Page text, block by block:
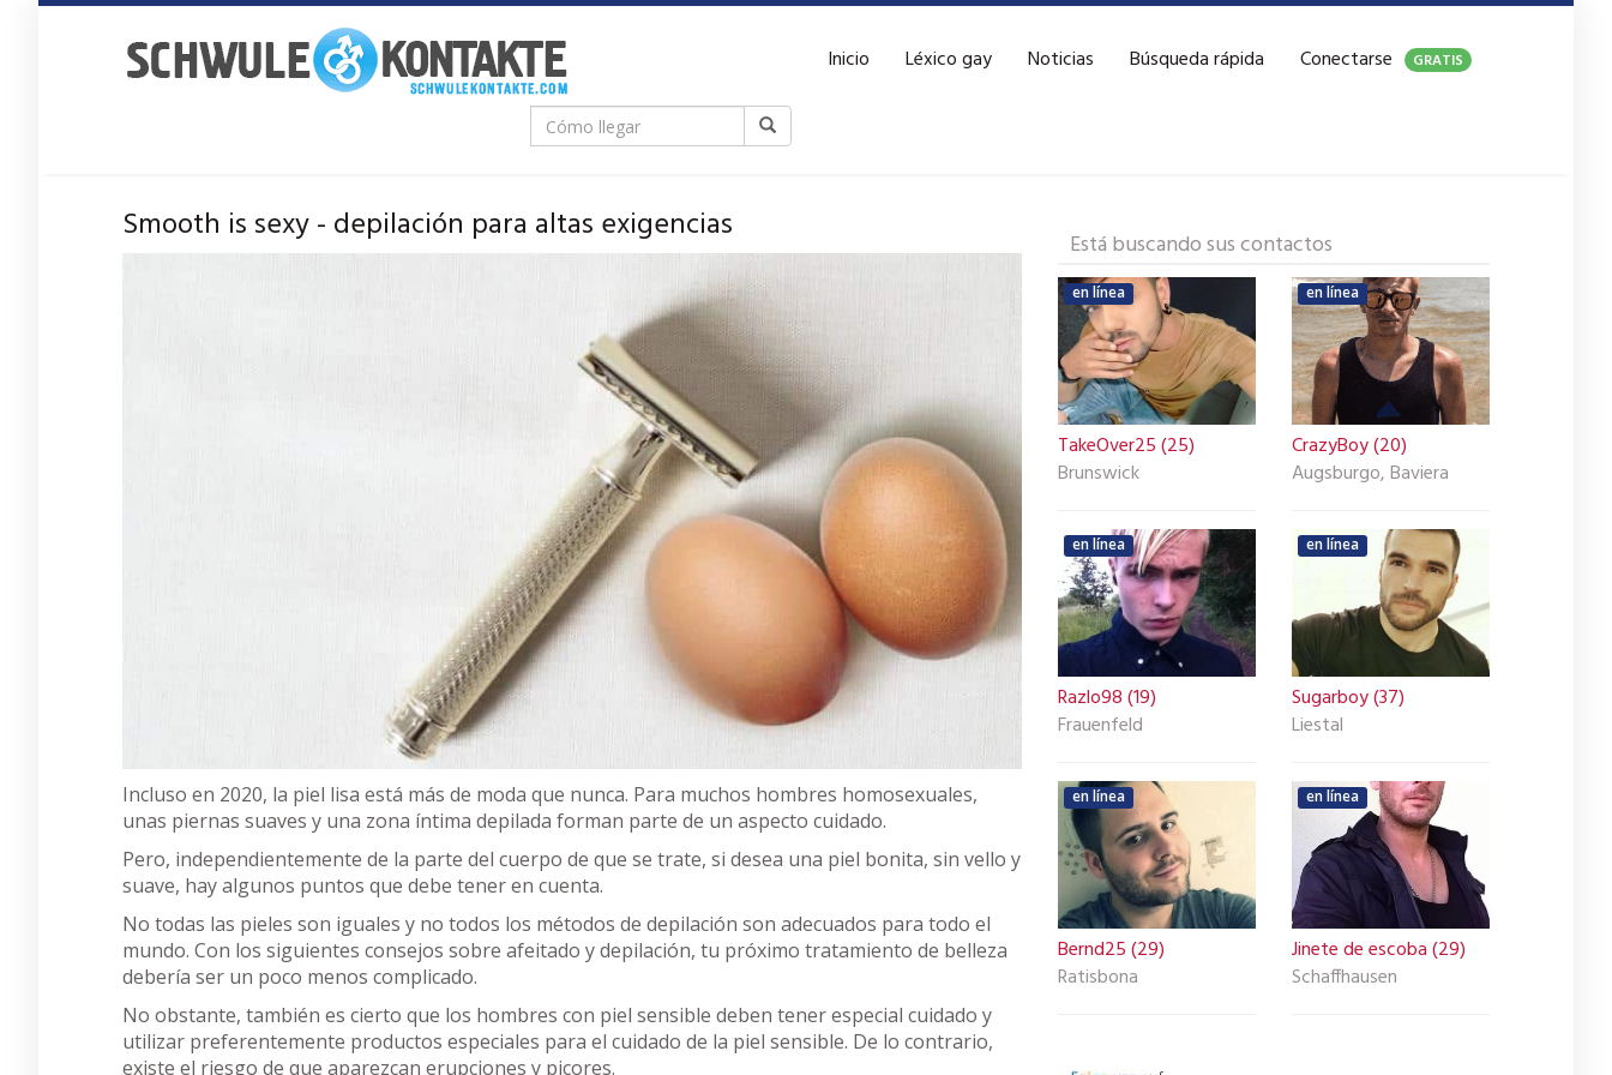
Inicio Léxico gay Noticias Búsqueda rápida Conectarse GRATIS
Smooth is sexy - depilación para altas exigencias
Incluso en 2020, la piel lisa está más de moda que nunca. Para muchos hombres homosexuales,
unas piernas suaves y una zona íntima depilada forman parte de un aspecto cuidado.
Pero, independientemente de la parte del cuerpo de que se trate, si desea una piel bonita, sin vello y
suave, hay algunos puntos que debe tener en cuenta.
No todas las pieles son iguales y no todos los métodos de depilación son adecuados para todo el
mundo. Con los siguientes consejos sobre afeitado y depilación, tu próximo tratamiento de belleza
debería ser un poco menos complicado.
No obstante, también es cierto que los hombres con piel sensible deben tener especial cuidado y
utilizar preferentemente productos especiales para el cuidado de la piel sensible. De lo contrario,
existe el riesgo de que aparezcan erupciones y picores.
Está buscando sus contactos
en línea
TakeOver25 (25)
Brunswick
en línea
CrazyBoy (20)
Augsburgo, Baviera
en línea
Razlo98 (19)
Frauenfeld
en línea
Sugarboy (37)
Liestal
en línea
Bernd25 (29)
Ratisbona
en línea
Jinete de escoba (29)
Schaffhausen